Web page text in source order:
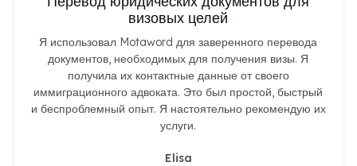
визовых целей
Я использовал Motaword для заверенного перевода
документов, необходимых для получения визы. Я
получила их контактные данные от своего
иммиграционного адвоката. Это был простой, быстрый
и беспроблемный опыт. Я настоятельно рекомендую их
услуги.
Elisa